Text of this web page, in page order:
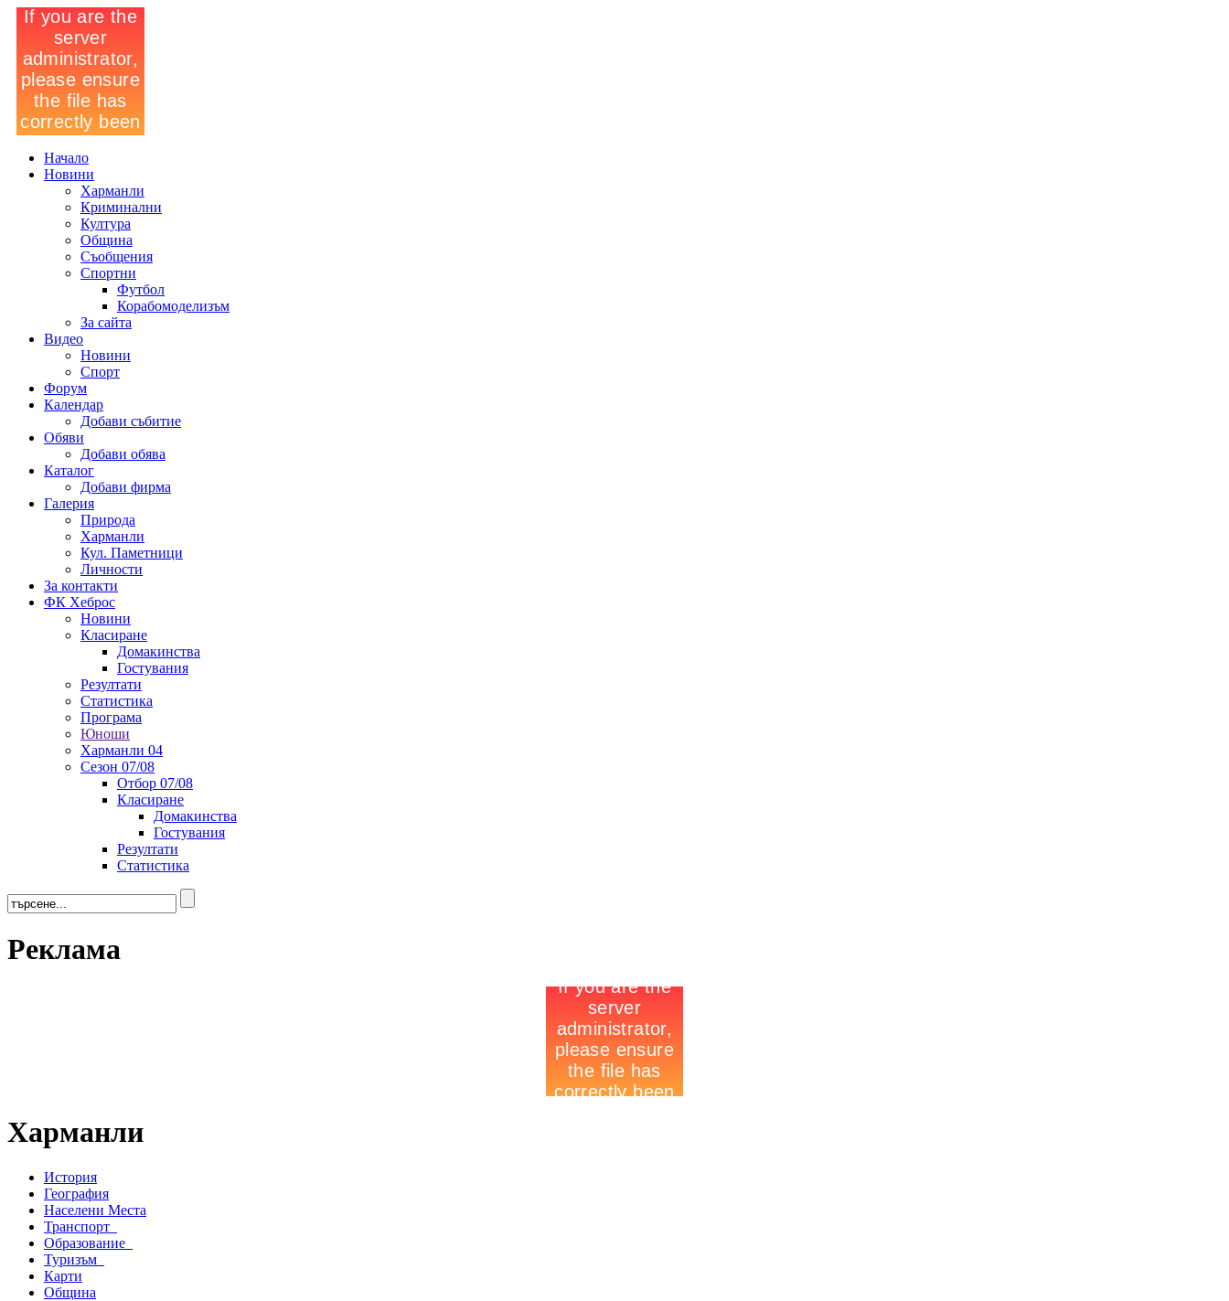
Начало
Новини
Харманли
Криминални
Култура
Община
Съобщения
Спортни
Футбол
Корабомоделизъм
За сайта
Видео
Новини
Спорт
Форум
Календар
Добави събитие
Обяви
Добави обява
Каталог
Добави фирма
Галерия
Природа
Харманли
Кул. Паметници
Личности
За контакти
ФК Хеброс
Новини
Класиране
Домакинства
Гостувания
Резултати
Статистика
Програма
Юноши
Харманли 04
Сезон 07/08
Отбор 07/08
Класиране
Домакинства
Гостувания
Резултати
Статистика
Реклама
Харманли
История
География
Населени Места
Транспорт
Образование
Туризъм
Карти
Община